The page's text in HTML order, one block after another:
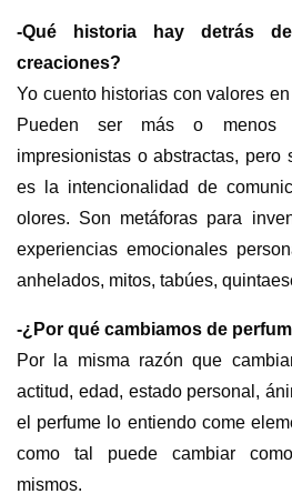
-Qué historia hay detrás
creaciones?
Yo cuento historias con valores
Pueden ser más o menos
impresionistas o abstractas, pero
es la intencionalidad de
olores. Son metáforas para
experiencias emocionales
anhelados, mitos, tabúes,
-¿Por qué cambiamos de
Por la misma razón que
actitud, edad, estado personal,
el perfume lo entiendo come
como tal puede cambiar
mismos.